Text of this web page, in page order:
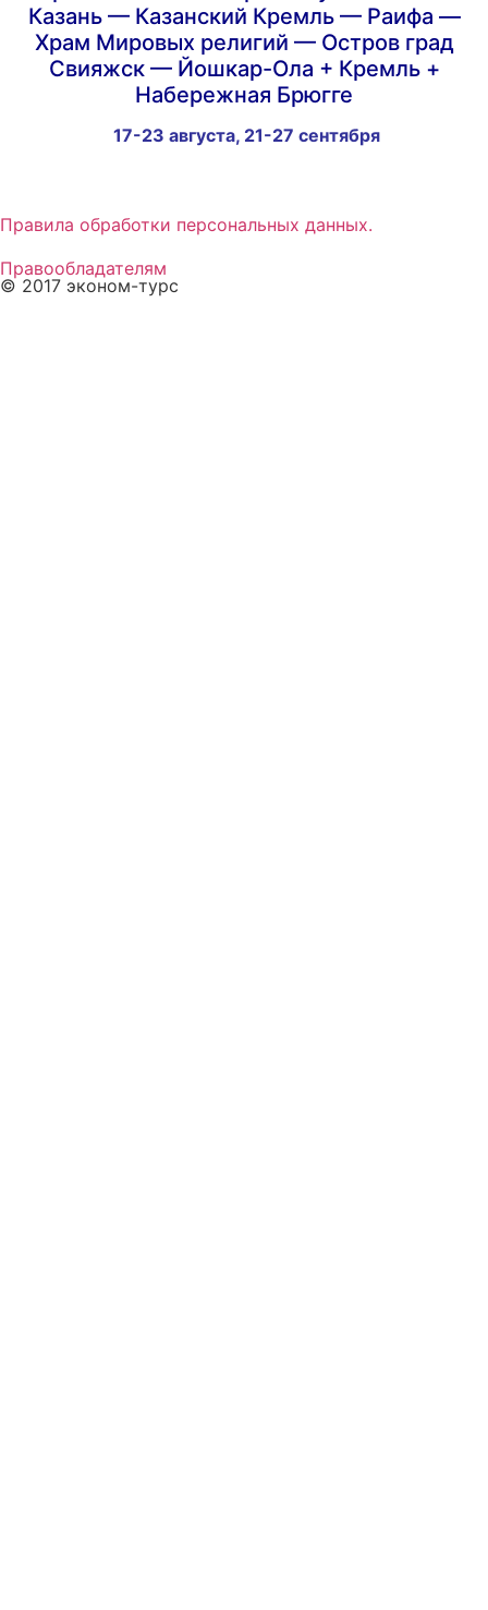
Казань — Казанский Кремль — Раифа —
Храм Мировых религий — Остров град
Свияжск — Йошкар-Ола + Кремль +
Набережная Брюгге
17-23 августа, 21-27 сентября
Правила обработки персональных данных.
Правообладателям
© 2017 эконом-турс